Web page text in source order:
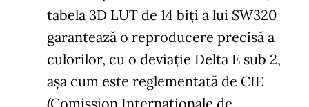
tabela 3D LUT de 14 biţi a lui SW320
garantează o reproducere precisă a
culorilor, cu o deviație Delta E sub 2,
aşa cum este reglementată de CIE
(Comission Internationale de